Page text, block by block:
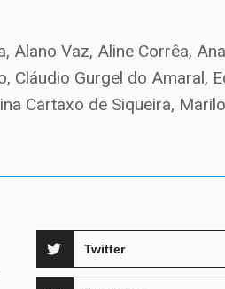
Alano Vaz, Aline Corrêa,
Cláudio Gurgel do Amaral,
Cartaxo de Siqueira,
Twitter